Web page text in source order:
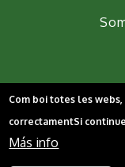
Peu Contacta'ns
Com boi totes les
correctamentSi
Más info